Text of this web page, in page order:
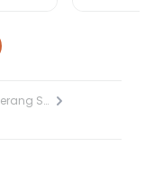
Kota Tangerang Selatan